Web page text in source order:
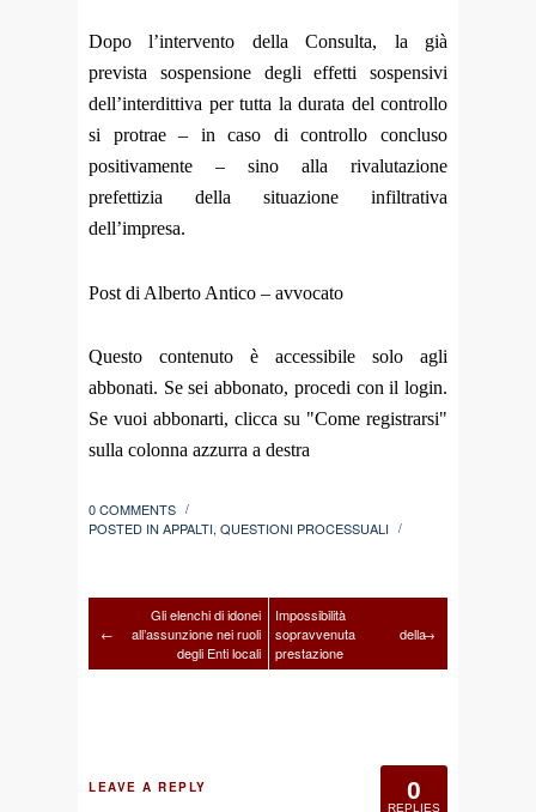
Dopo l’intervento della Consulta, la già
prevista sospensione degli effetti sospensivi
dell’interdittiva per tutta la durata del controllo
si protrae – in caso di controllo concluso
positivamente – sino alla rivalutazione
prefettizia della situazione infiltrativa
dell’impresa.
Post di Alberto Antico – avvocato
Questo contenuto è accessibile solo agli
abbonati. Se sei abbonato, procedi con il login.
Se vuoi abbonarti, clicca su "Come registrarsi"
sulla colonna azzurra a destra
0 COMMENTS /
POSTED IN APPALTI, QUESTIONI PROCESSUALI /
←
Gli elenchi di idonei
all’assunzione nei ruoli
degli Enti locali
Impossibilità
sopravvenuta della
prestazione
→
0
REPLIES
LEAVE A REPLY